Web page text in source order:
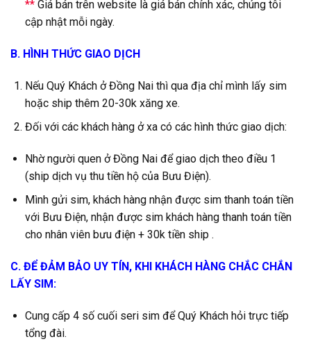
**Giá bán trên website là giá bán chính xác, chúng tôi
cập nhật mỗi ngày.
B. HÌNH THỨC GIAO DỊCH
Nếu Quý Khách ở Đồng Nai thì qua địa chỉ mình lấy sim
hoặc ship thêm 20-30k xăng xe.
Đối với các khách hàng ở xa có các hình thức giao dịch:
Nhờ người quen ở Đồng Nai để giao dịch theo điều 1
(ship dịch vụ thu tiền hộ của Bưu Điện).
Mình gửi sim, khách hàng nhận được sim thanh toán tiền
với Bưu Điện, nhận được sim khách hàng thanh toán tiền
cho nhân viên bưu điện + 30k tiền ship .
C. ĐỂ ĐẢM BẢO UY TÍN, KHI KHÁCH HÀNG CHẮC CHẮN
LẤY SIM:
Cung cấp 4 số cuối seri sim để Quý Khách hỏi trực tiếp
tổng đài.